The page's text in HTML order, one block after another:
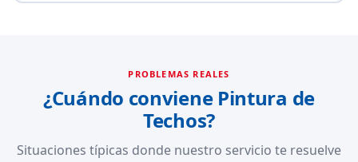
PROBLEMAS REALES
¿Cuándo conviene Pintura de
Techos?
Situaciones típicas donde nuestro servicio te resuelve